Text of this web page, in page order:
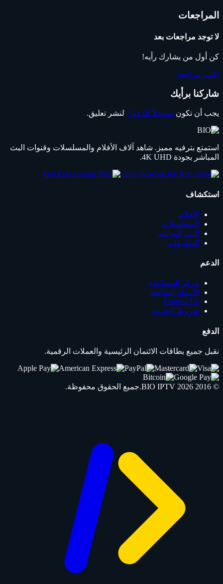
المراجعات
لا توجد مراجعات بعد
كن أول من يشارك رأيه!
اكتب مراجعة
شاركنا برأيك
يجب أن تكون مسجلاً للدخول لنشر تعليق.
استمتع بترفيه مميز. شاهد آلاف الأفلام والمسلسلات وقنوات البث
المباشر بجودة 4K UHD.
استكشاف
الأفلام
المسلسلات
البث المباشر
التطبيقات
الدعم
مركز المساعدة
الأسئلة الشائعة
Contact Us
شروط الخدمة
الدفع
نقبل جميع بطاقات الائتمان الرئيسية والعملات الرقمية.
© 2016 2026
BIO IPTV .جميع الحقوق محفوظة.